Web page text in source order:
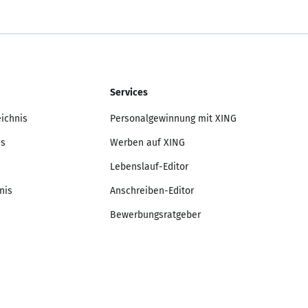
Services
Personalgewinnung mit XING
Werben auf XING
Lebenslauf-Editor
Anschreiben-Editor
Bewerbungsratgeber